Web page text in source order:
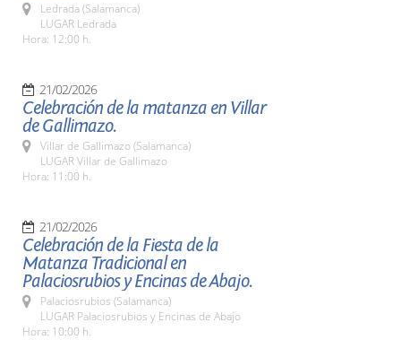
Ledrada (Salamanca)
LUGAR Ledrada
Hora: 12:00 h.
21/02/2026
Celebración de la matanza en Villar
de Gallimazo.
Villar de Gallimazo (Salamanca)
LUGAR Villar de Gallimazo
Hora: 11:00 h.
21/02/2026
Celebración de la Fiesta de la
Matanza Tradicional en
Palaciosrubios y Encinas de Abajo.
Palaciosrubios (Salamanca)
LUGAR Palaciosrubios y Encinas de Abajo
Hora: 10:00 h.